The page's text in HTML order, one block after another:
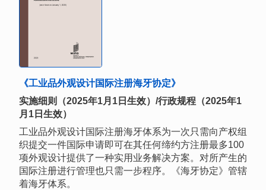
《工业品外观设计国际注册海牙协定》
实施细则（2025年1月1日生效）/行政规程（2025年1
月1日生效）
工业品外观设计国际注册海牙体系为一次只需向产权组
织提交一件国际申请即可在其任何缔约方注册最多100
项外观设计提供了一种实用业务解决方案。对所产生的
国际注册进行管理也只需一步程序。《海牙协定》管辖
着海牙体系。